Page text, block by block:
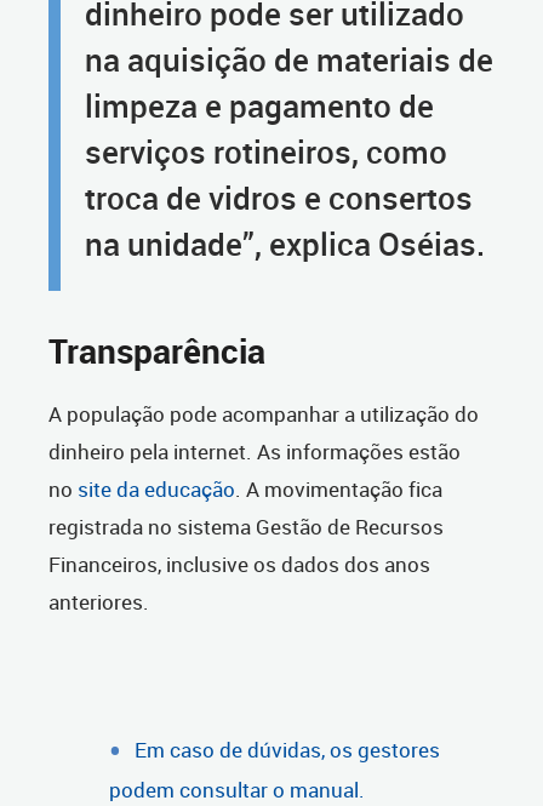
dinheiro pode ser utilizado
na aquisição de materiais de
limpeza e pagamento de
serviços rotineiros, como
troca de vidros e consertos
na unidade”, explica Oséias.
Transparência
A população pode acompanhar a utilização do
dinheiro pela internet. As informações estão
no site da educação. A movimentação fica
registrada no sistema Gestão de Recursos
Financeiros, inclusive os dados dos anos
anteriores.
Em caso de dúvidas, os gestores
podem consultar o manual.